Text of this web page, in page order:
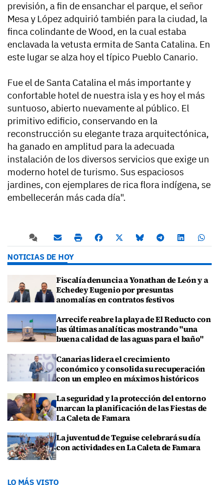
previsión, a fin de ensanchar el parque, el señor
Mesa y López adquirió también para la ciudad, la
finca colindante de Wood, en la cual estaba
enclavada la vetusta ermita de Santa Catalina. En
este lugar se alza hoy el típico Pueblo Canario.
Fue el de Santa Catalina el más importante y
confortable hotel de nuestra isla y es hoy el más
suntuoso, abierto nuevamente al público. El
primitivo edificio, conservando en la
reconstrucción su elegante traza arquitectónica,
ha ganado en amplitud para la adecuada
instalación de los diversos servicios que exige un
moderno hotel de turismo. Sus espaciosos
jardines, con ejemplares de rica flora indígena, se
embellecerán más cada día".
NOTICIAS DE HOY
Fiscalía denuncia a Yonathan de León y a
Echedey Eugenio por presuntas
anomalías en contratos festivos
Arrecife reabre la playa de El Reducto con
las últimas analíticas mostrando "una
buena calidad de las aguas para el baño"
Canarias lidera el crecimiento
económico y consolida su recuperación
con un empleo en máximos históricos
La seguridad y la protección del entorno
marcan la planificación de las Fiestas de
La Caleta de Famara
La juventud de Teguise celebrará su día
con actividades en La Caleta de Famara
LO MÁS VISTO